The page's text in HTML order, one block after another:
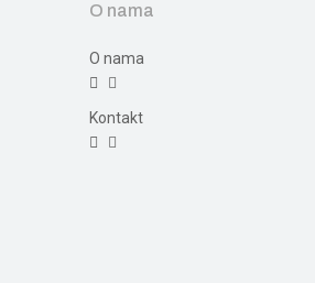
O nama
O nama
Kontakt